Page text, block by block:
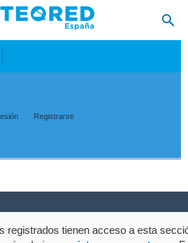
Registrarse
registrados tienen acceso a esta